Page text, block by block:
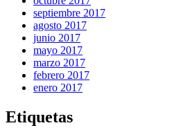
septiembre 2017
agosto 2017
junio 2017
mayo 2017
marzo 2017
febrero 2017
enero 2017
Etiquetas